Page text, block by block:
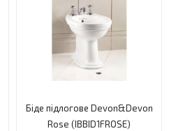
Біде підлогове Devon&Devon
Rose (IBBID1FROSE)